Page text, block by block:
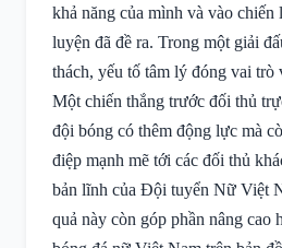
khả năng của mình và vào chiến
luyện đã đề ra. Trong một giải
thách, yếu tố tâm lý đóng vai trò
Một chiến thắng trước đối thủ
đội bóng có thêm động lực mà
điệp mạnh mẽ tới các đối thủ
bản lĩnh của Đội tuyển Nữ Việt
quả này còn góp phần nâng cao